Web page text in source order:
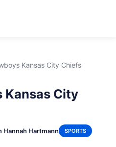
Kansas City Chiefs
Kansas City
Hannah Hartmann SPORTS